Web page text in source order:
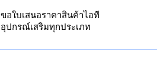
ขอใบเสนอราคาสินค้าไอที
อุปกรณ์เสริมทุกประเภท